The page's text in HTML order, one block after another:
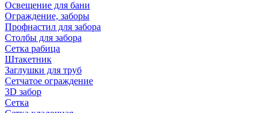
Освещение для бани
Ограждение, заборы
Профнастил для забора
Столбы для забора
Сетка рабица
Штакетник
Заглушки для труб
Сетчатое ограждение
3D забор
Сетка